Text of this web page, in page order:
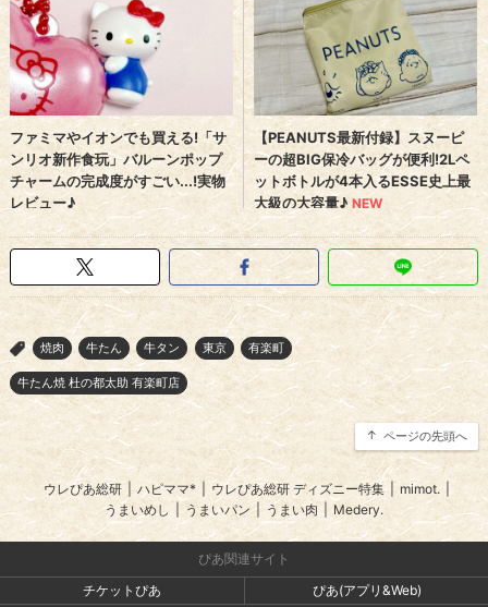
> 焼肉 牛たん 牛タン 東京 有楽町
牛たん焼 杜の都太助 有楽町店
ページの先頭へ
ウレぴあ総研 ハピママ* ウレぴあ総研 ディズニー特集 mimot.
うまいめし
うまいパン | うまい肉 Medery.
ぴあ関連サイト
チケットぴあ
ぴあ(アプリ&Web)